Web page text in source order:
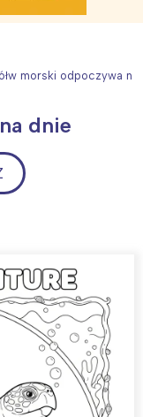
morski odpoczywa na
dnie